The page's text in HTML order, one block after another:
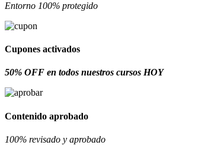
Entorno 100% protegido
Cupones activados
50% OFF en todos nuestros cursos HOY
Contenido aprobado
100% revisado y aprobado